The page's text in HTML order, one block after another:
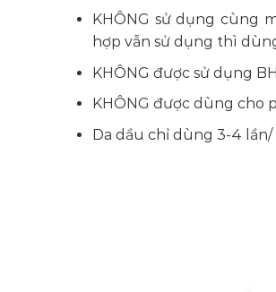
KHÔNG sử dụng cùng
hợp vẫn sử dụng thì
KHÔNG được sử dụng
KHÔNG được dùng cho
Da dầu chỉ dùng 3-4